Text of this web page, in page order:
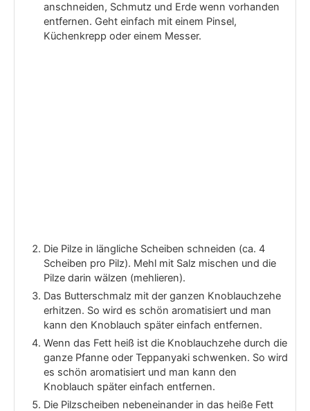
anschneiden, Schmutz und Erde wenn vorhanden
entfernen. Geht einfach mit einem Pinsel,
Küchenkrepp oder einem Messer.
Die Pilze in längliche Scheiben schneiden (ca. 4
Scheiben pro Pilz). Mehl mit Salz mischen und die
Pilze darin wälzen (mehlieren).
Das Butterschmalz mit der ganzen Knoblauchzehe
erhitzen. So wird es schön aromatisiert und man
kann den Knoblauch später einfach entfernen.
Wenn das Fett heiß ist die Knoblauchzehe durch die
ganze Pfanne oder Teppanyaki schwenken. So wird
es schön aromatisiert und man kann den
Knoblauch später einfach entfernen.
Die Pilzscheiben nebeneinander in das heiße Fett